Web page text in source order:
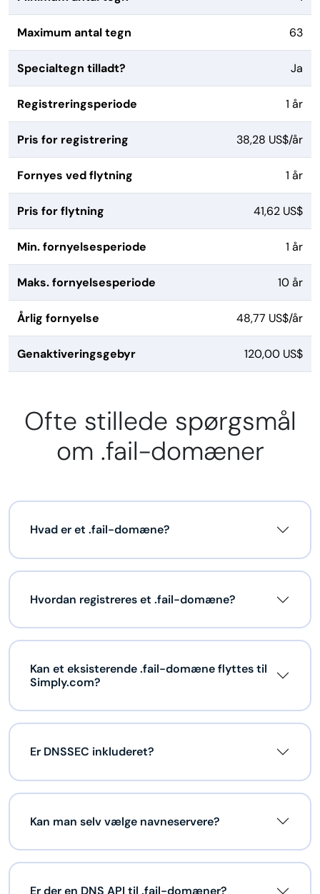
Maximum antal tegn 63
Specialtegn tilladt? Ja
Registreringsperiode 1 år
Pris for registrering 38,28 US$/år
Fornyes ved flytning 1 år
Pris for flytning 41,62 US$
Min. fornyelsesperiode 1 år
Maks. fornyelsesperiode 10 år
Årlig fornyelse 48,77 US$/år
Genaktiveringsgebyr 120,00 US$
Ofte stillede spørgsmål
om .fail-domæner
Hvad er et .fail-domæne?
Hvordan registreres et .fail-domæne?
Kan et eksisterende .fail-domæne flyttes til
Simply.com?
Er DNSSEC inkluderet?
Kan man selv vælge navneservere?